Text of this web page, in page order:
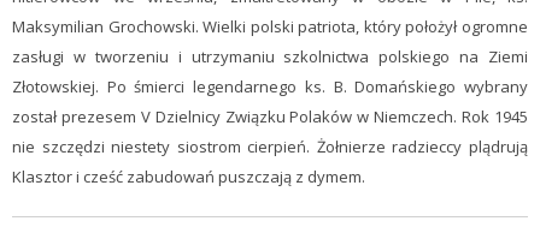
Maksymilian Grochowski. Wielki polski patriota, który położył ogromne
zasługi w tworzeniu i utrzymaniu szkolnictwa polskiego na Ziemi
Złotowskiej. Po śmierci legendarnego ks. B. Domańskiego wybrany
został prezesem V Dzielnicy Związku Polaków w Niemczech. Rok 1945
nie szczędzi niestety siostrom cierpień. Żołnierze radzieccy plądrują
Klasztor i cześć zabudowań puszczają z dymem.